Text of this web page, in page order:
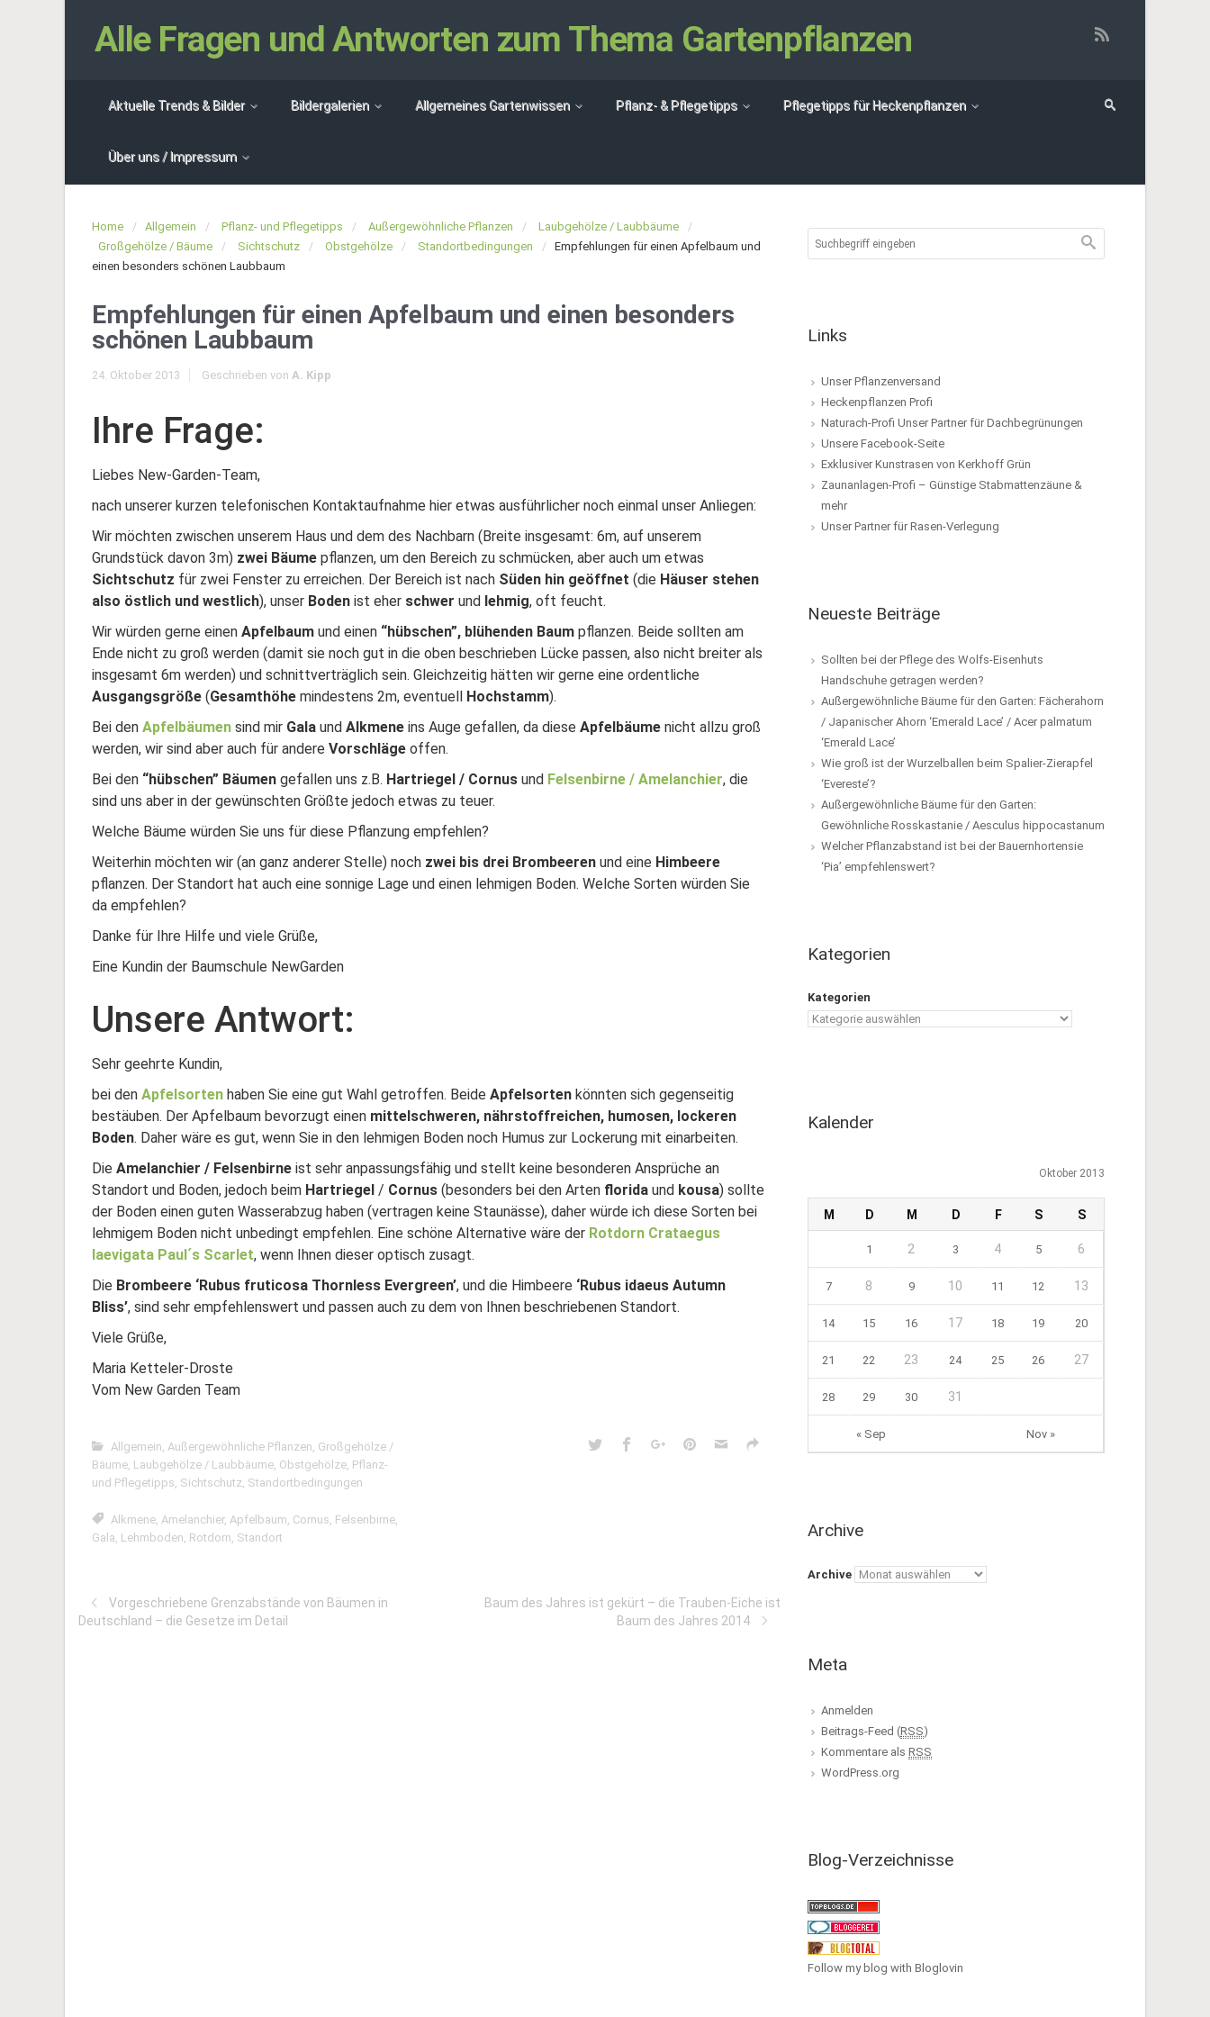
Alle Fragen und Antworten zum Thema Gartenpflanzen
Aktuelle Trends & Bilder Bildergalerien Allgemeines Gartenwissen Pflanz- & Pflegetipps Pflegetipps für Heckenpflanzen
Über uns / Impressum
Home Allgemein Pflanz- und Pflegetipps Außergewöhnliche Pflanzen
Laubgehölze / Laubbäume
Großgehölze / Bäume
Sichtschutz Obstgehölze Standortbedingungen
Empfehlungen für einen Apfelbaum und
einen besonders schönen Laubbaum
Empfehlungen für einen Apfelbaum und einen besonders
schönen Laubbaum
24. Oktober 2013 Geschrieben von A. Kipp
Ihre Frage:
Liebes New-Garden-Team,
nach unserer kurzen telefonischen Kontaktaufnahme hier etwas ausführlicher noch einmal unser Anliegen:
Wir möchten zwischen unserem Haus und dem des Nachbarn (Breite insgesamt: 6m, auf unserem
Grundstück davon 3m) zwei Bäume pflanzen, um den Bereich zu schmücken, aber auch um etwas
Sichtschutz für zwei Fenster zu erreichen. Der Bereich ist nach Süden hin geöffnet (die Häuser stehen
also östlich und westlich), unser Boden ist eher schwer und lehmig, oft feucht.
Wir würden gerne einen Apfelbaum und einen “hübschen”, blühenden Baum pflanzen. Beide sollten am
Ende nicht zu groß werden (damit sie noch gut in die oben beschrieben Lücke passen, also nicht breiter als
insgesamt 6m werden) und schnittverträglich sein. Gleichzeitig hätten wir gerne eine ordentliche
Ausgangsgröße (Gesamthöhe mindestens 2m, eventuell Hochstamm).
Bei den Apfelbäumen sind mir Gala und Alkmene ins Auge gefallen, da diese Apfelbäume nicht allzu groß
werden, wir sind aber auch für andere Vorschläge offen.
Bei den “hübschen” Bäumen gefallen uns z.B. Hartriegel / Cornus und Felsenbirne / Amelanchier, die
sind uns aber in der gewünschten Größte jedoch etwas zu teuer.
Welche Bäume würden Sie uns für diese Pflanzung empfehlen?
Weiterhin möchten wir (an ganz anderer Stelle) noch zwei bis drei Brombeeren und eine Himbeere
pflanzen. Der Standort hat auch eine sonnige Lage und einen lehmigen Boden. Welche Sorten würden Sie
da empfehlen?
Danke für Ihre Hilfe und viele Grüße,
Eine Kundin der Baumschule NewGarden
Unsere Antwort:
Sehr geehrte Kundin,
bei den Apfelsorten haben Sie eine gut Wahl getroffen. Beide Apfelsorten könnten sich gegenseitig
bestäuben. Der Apfelbaum bevorzugt einen mittelschweren, nährstoffreichen, humosen, lockeren
Boden. Daher wäre es gut, wenn Sie in den lehmigen Boden noch Humus zur Lockerung mit einarbeiten.
Die Amelanchier / Felsenbirne ist sehr anpassungsfähig und stellt keine besonderen Ansprüche an
Standort und Boden, jedoch beim Hartriegel / Cornus (besonders bei den Arten florida und kousa) sollte
der Boden einen guten Wasserabzug haben (vertragen keine Staunässe), daher würde ich diese Sorten bei
lehmigem Boden nicht unbedingt empfehlen. Eine schöne Alternative wäre der Rotdorn Crataegus
laevigata Paul´s Scarlet, wenn Ihnen dieser optisch zusagt.
Die Brombeere ‘Rubus fruticosa Thornless Evergreen’, und die Himbeere ‘Rubus idaeus Autumn
Bliss’, sind sehr empfehlenswert und passen auch zu dem von Ihnen beschriebenen Standort.
Viele Grüße,
Maria Ketteler-Droste
Vom New Garden Team
Allgemein, Außergewöhnliche Pflanzen, Großgehölze /
Bäume, Laubgehölze / Laubbäume, Obstgehölze, Pflanz-
und Pflegetipps, Sichtschutz, Standortbedingungen
Alkmene, Amelanchier, Apfelbaum, Cornus, Felsenbirne,
Gala, Lehmboden, Rotdorn, Standort
Vorgeschriebene Grenzabstände von Bäumen in
Deutschland – die Gesetze im Detail
Baum des Jahres ist gekürt – die Trauben-Eiche ist
Baum des Jahres 2014
Links
Unser Pflanzenversand
Heckenpflanzen Profi
Naturach-Profi Unser Partner für Dachbegrünungen
Unsere Facebook-Seite
Exklusiver Kunstrasen von Kerkhoff Grün
Zaunanlagen-Profi – Günstige Stabmattenzäune &
mehr
Unser Partner für Rasen-Verlegung
Neueste Beiträge
Sollten bei der Pflege des Wolfs-Eisenhuts
Handschuhe getragen werden?
Außergewöhnliche Bäume für den Garten: Fächerahorn
/ Japanischer Ahorn ‘Emerald Lace’ / Acer palmatum
‘Emerald Lace’
Wie groß ist der Wurzelballen beim Spalier-Zierapfel
‘Evereste’?
Außergewöhnliche Bäume für den Garten:
Gewöhnliche Rosskastanie / Aesculus hippocastanum
Welcher Pflanzabstand ist bei der Bauernhortensie
‘Pia’ empfehlenswert?
Kategorien
Kategorien
Kalender
Oktober 2013
M D M D F S S
« Sep Nov »
1 2 3 4 5 6
7 8 9 10 11 12 13
14 15 16 17 18 19 20
21 22 23 24 25 26 27
28 29 30 31
Archive
Archive
Meta
Anmelden
Beitrags-Feed (RSS)
Kommentare als RSS
WordPress.org
Blog-Verzeichnisse
Follow my blog with Bloglovin